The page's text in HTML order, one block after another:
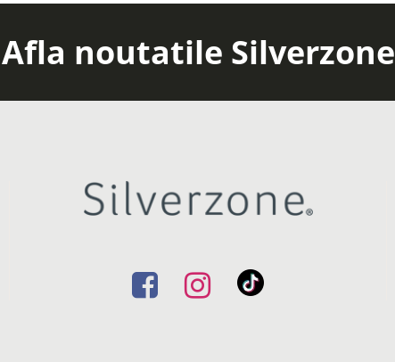
Afla noutatile Silverzone